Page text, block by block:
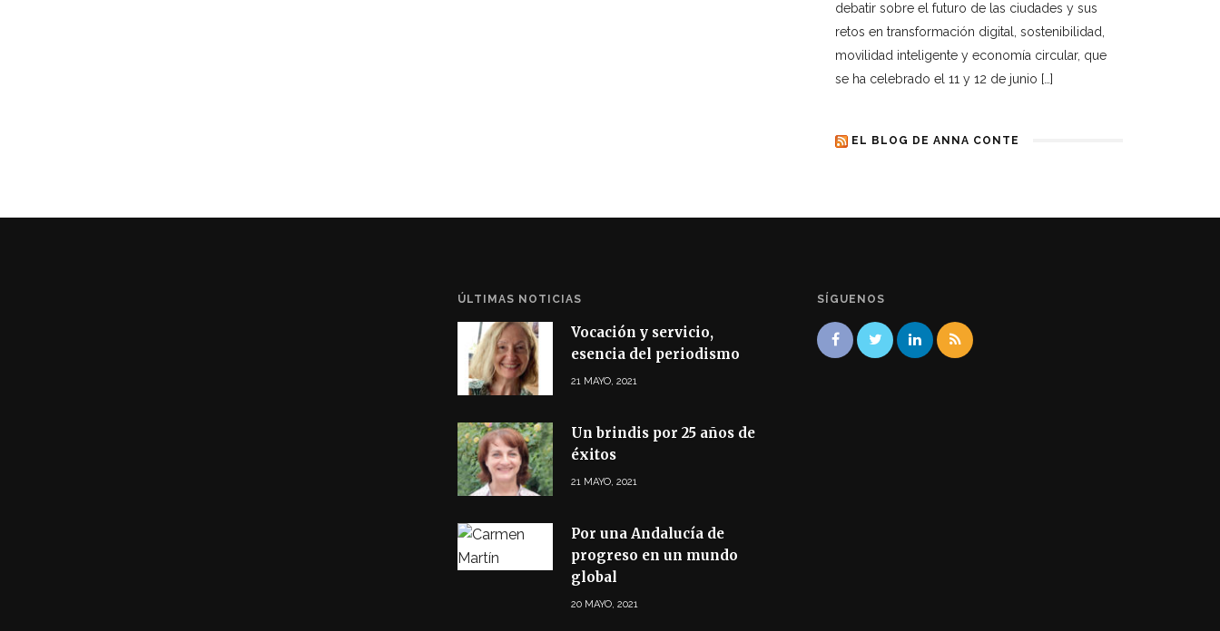
debatir sobre el futuro de las ciudades y sus
retos en transformación digital, sostenibilidad,
movilidad inteligente y economía circular, que
se ha celebrado el 11 y 12 de junio […]
EL BLOG DE ANNA CONTE
ÚLTIMAS NOTICIAS
Vocación y servicio,
esencia del periodismo
21 MAYO, 2021
Un brindis por 25 años de
éxitos
21 MAYO, 2021
Por una Andalucía de
progreso en un mundo
global
20 MAYO, 2021
SÍGUENOS